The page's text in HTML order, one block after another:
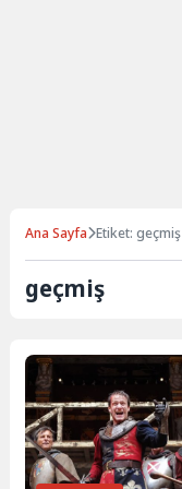
Ana Sayfa Etiket: geçmiş
geçmiş